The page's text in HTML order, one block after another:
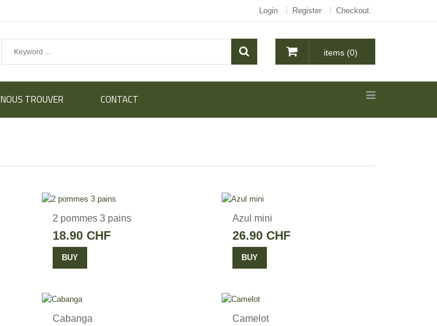
Login Register Checkout
items (0)
NOUS TROUVER CONTACT
2 pommes 3 pains
18.90 CHF
BUY
Azul mini
26.90 CHF
BUY
Cabanga Camelot